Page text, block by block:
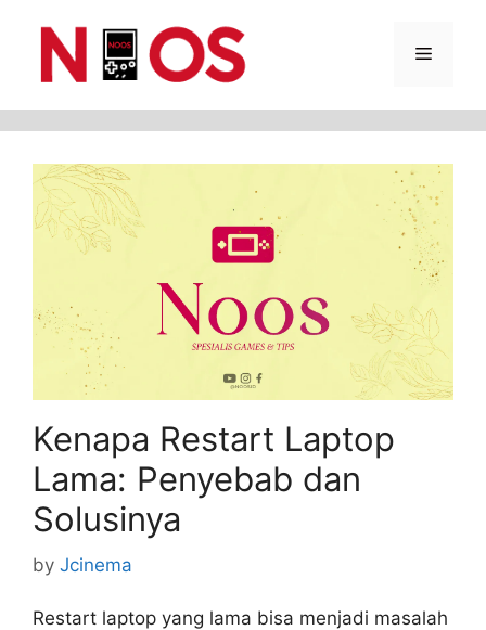
Menu
Kenapa Restart Laptop
Lama: Penyebab dan
Solusinya
by Jcinema
Restart laptop yang lama bisa menjadi masalah